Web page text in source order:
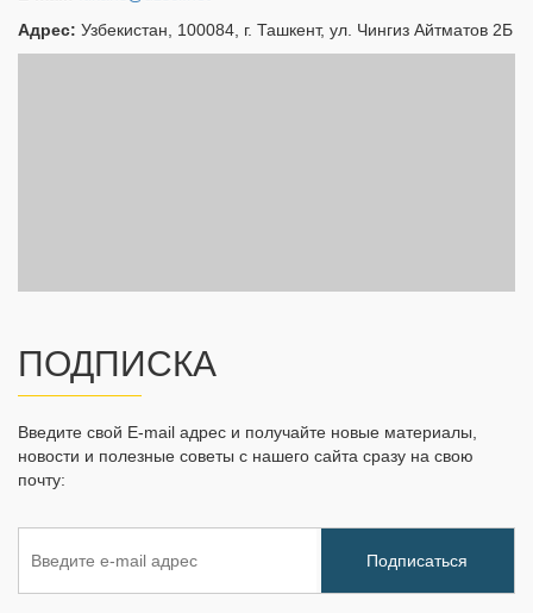
Адрес: Узбекистан, 100084, г. Ташкент, ул. Чингиз Айтматов 2Б
ПОДПИСКА
Введите свой E-mail адрес и получайте новые материалы,
новости и полезные советы с нашего сайта сразу на свою
почту: